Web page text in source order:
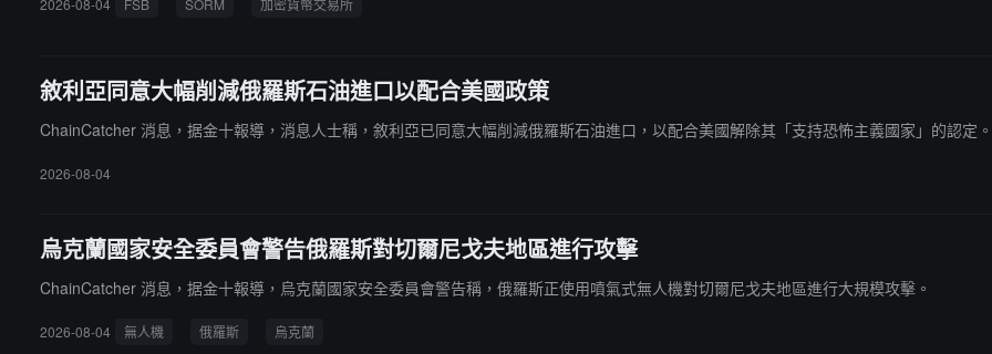
2026-08-04 FSB SORM 加密貨幣交易所
敘利亞同意大幅削減俄羅斯石油進口以配合美國政策
ChainCatcher 消息，据金十報導，消息人士稱，敘利亞已同意大幅削減俄羅斯石油進口，以配合美國解除其「支持恐怖主義國家」的認定。
2026-08-04
烏克蘭國家安全委員會警告俄羅斯對切爾尼戈夫地區進行攻擊
ChainCatcher 消息，据金十報導，烏克蘭國家安全委員會警告稱，俄羅斯正使用噴氣式無人機對切爾尼戈夫地區進行大規模攻擊。
2026-08-04 無人機 俄羅斯 烏克蘭